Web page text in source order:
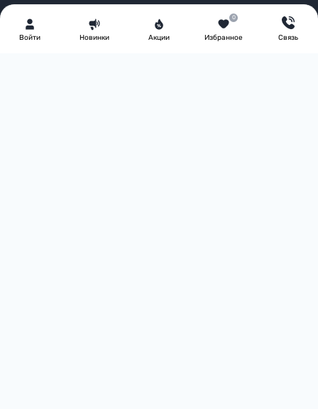
Войти Новинки Акции Избранное
0
Связь